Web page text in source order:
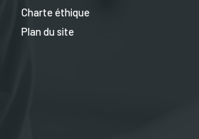
Charte éthique
Plan du site